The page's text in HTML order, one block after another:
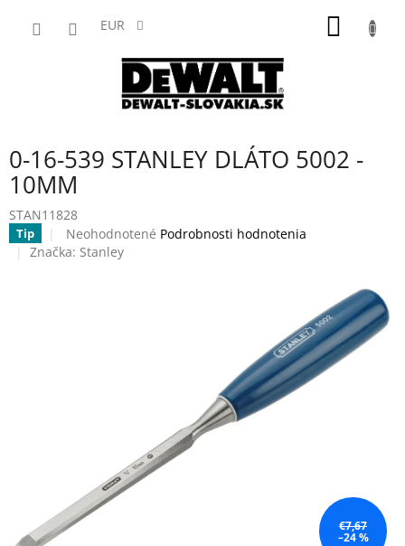
EUR
0-16-539 STANLEY DLÁTO 5002 -
10MM
STAN11828
Tip
Priemerné
hodnotenie
Neohodnotené Podrobnosti hodnotenia
Značka: Stanley
€7,67
–24 %